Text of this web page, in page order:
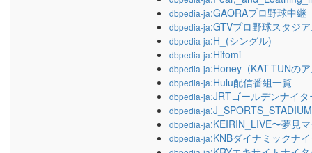
dbpedia-ja:GAORAプロ野球中継
dbpedia-ja:GTVプロ野球スタジ
dbpedia-ja:H_(シングル)
dbpedia-ja:Hitomi
dbpedia-ja:Honey_(KAT-TUNの
dbpedia-ja:Hulu配信番組一覧
dbpedia-ja:JRTゴールデンナイタ
dbpedia-ja:J_SPORTS_STADIUM
dbpedia-ja:KEIRIN_LIVE〜夢見
dbpedia-ja:KNBダイナミックナ